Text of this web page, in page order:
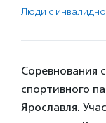
Люди с
Соревнования
спортивного
Ярославля.